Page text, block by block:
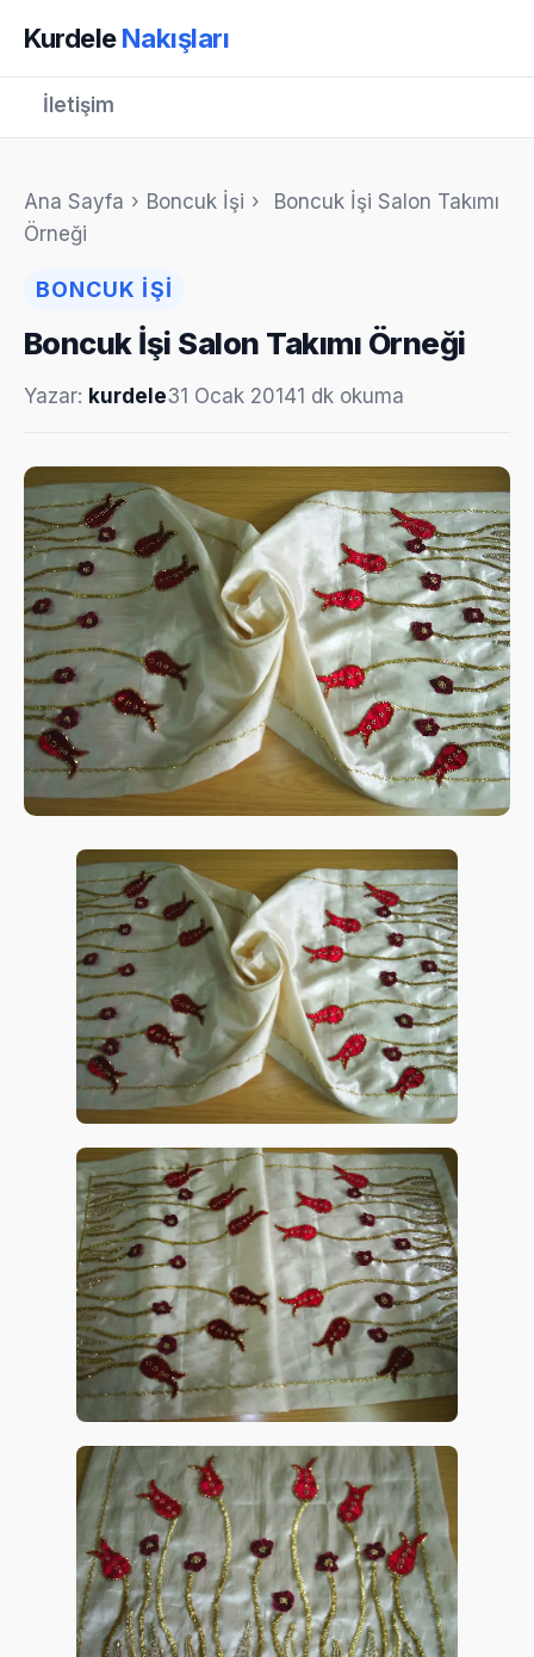
KurdeleNakışları
İletişim
Ana Sayfa › Boncuk İşi ›
Boncuk İşi Salon Takımı
Örneği
BONCUK İŞI
Boncuk İşi Salon Takımı Örneği
Yazar: kurdele31 Ocak 20141 dk okuma